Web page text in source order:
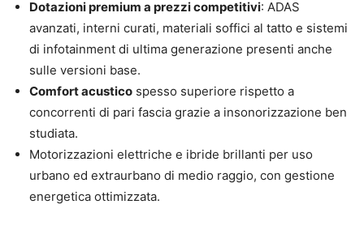
Dotazioni premium a prezzi competitivi: ADAS
avanzati, interni curati, materiali soffici al tatto e sistemi
di infotainment di ultima generazione presenti anche
sulle versioni base.
Comfort acustico spesso superiore rispetto a
concorrenti di pari fascia grazie a insonorizzazione ben
studiata.
Motorizzazioni elettriche e ibride brillanti per uso
urbano ed extraurbano di medio raggio, con gestione
energetica ottimizzata.